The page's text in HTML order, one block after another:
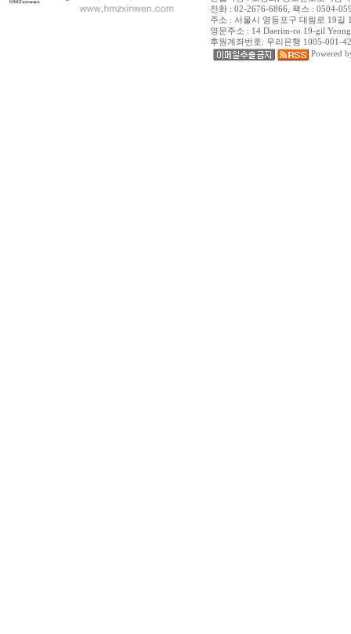
전화 : 02-2676-6866, 팩스 : 0504-
주소 : 서울시 영등포구 대림로 19길
영문주소 : 14 Daerim-ro 19-gil
후원계좌번호: 우리은행 1005-001-
Powered